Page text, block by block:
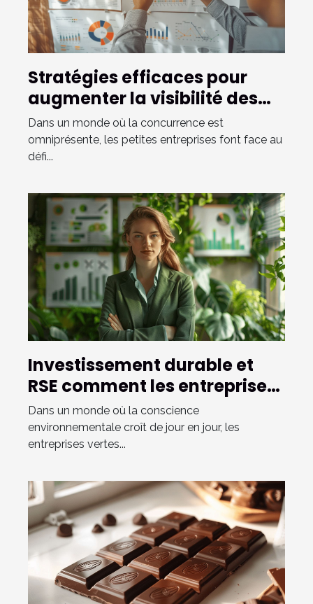
Stratégies efficaces pour
augmenter la visibilité des
petites entreprises
Dans un monde où la concurrence est
omniprésente, les petites entreprises font face au
défi...
Investissement durable et
RSE comment les entreprises
vertes transforment
l'économie
Dans un monde où la conscience
environnementale croît de jour en jour, les
entreprises vertes...